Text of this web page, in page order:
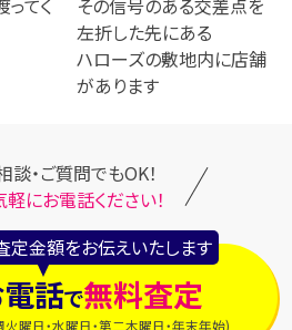
てく
その信号のある交差点を
左折した先にある
ハローズの敷地内に店舗
があります
談・ご質問でもOK！
にお電話ください！
定金額をお伝えいたします
話で無料査定
曜日・水曜日・第二木曜日・年末年始)